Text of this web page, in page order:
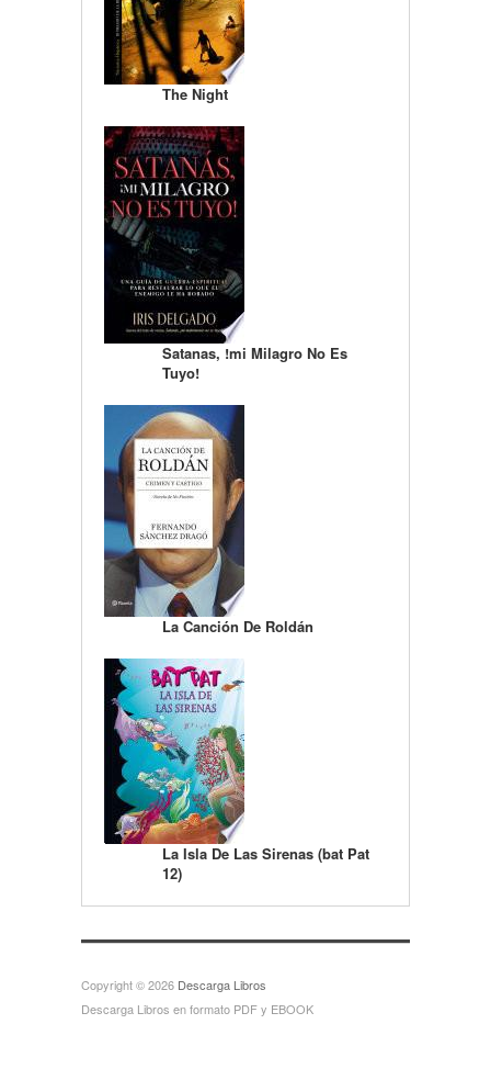
The Night
Satanas, !mi Milagro No Es
Tuyo!
La Canción De Roldán
La Isla De Las Sirenas (bat Pat
12)
Copyright © 2026 Descarga Libros
Descarga Libros en formato PDF y EBOOK